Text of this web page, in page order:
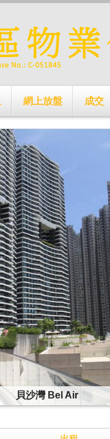
網上放盤 成交
貝沙灣 Bel Air